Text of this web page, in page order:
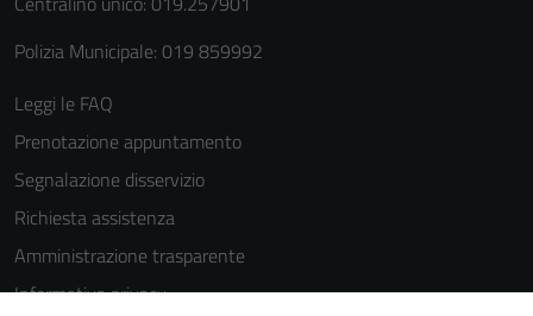
Polizia Municipale: 019 859992
Leggi le FAQ
Prenotazione appuntamento
Segnalazione disservizio
Richiesta assistenza
Amministrazione trasparente
Informativa privacy